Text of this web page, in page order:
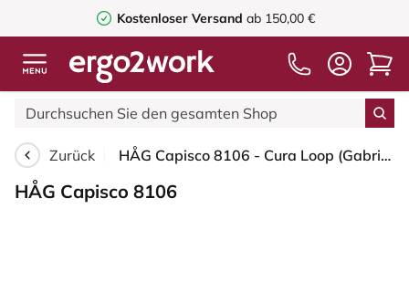
Kostenloser Versand ab 150,00 €
Zurück HÅG Capisco 8106 - Cura Loop (Gabriel) - Recyceltes Polyester - CLP60109 - Grey - Schwarz - 200 mm (Sitzhöhe 46-64cm) - Harte Rollen für weiche Böden
HÅG Capisco 8106